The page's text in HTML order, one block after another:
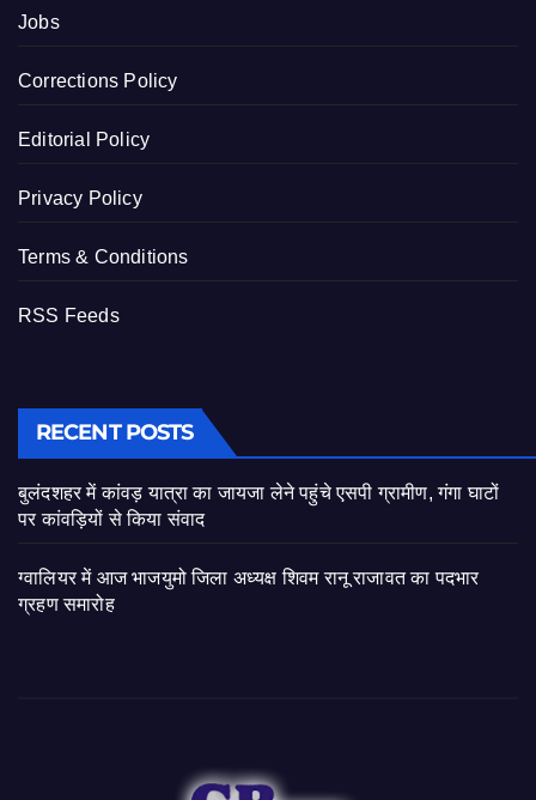
Jobs
Corrections Policy
Editorial Policy
Privacy Policy
Terms & Conditions
RSS Feeds
RECENT POSTS
बुलंदशहर में कांवड़ यात्रा का जायजा लेने पहुंचे एसपी ग्रामीण, गंगा घाटों
पर कांवड़ियों से किया संवाद
ग्वालियर में आज भाजयुमो जिला अध्यक्ष शिवम रानू राजावत का पदभार
ग्रहण समारोह